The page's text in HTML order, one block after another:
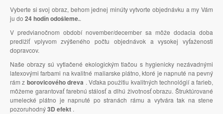
Vyberte si svoj obraz, behom jednej minúty vytvorte objednávku a my Vám
ju do 24 hodín odošleme..
V predvianočnom období november/december sa môže dodacia doba
predlžiť vplyvom zvýšeného počtu objednávok a vysokej vyťaženosti
dopravcov.
Naše obrazy sú vytlačené ekologickým tlačou s hygienicky nezávadnými
latexovými farbami na kvalitné maliarske plátno, ktoré je napnuté na pevný
rám z borovicového dreva . Vďaka použitiu kvalitných technológií a farieb,
môžeme garantovať farebnú stálosť a dlhú životnosť obrazu. Štruktúrované
umelecké plátno je napnuté po stranách rámu a vytvára tak na stene
pozoruhodný3D efekt .